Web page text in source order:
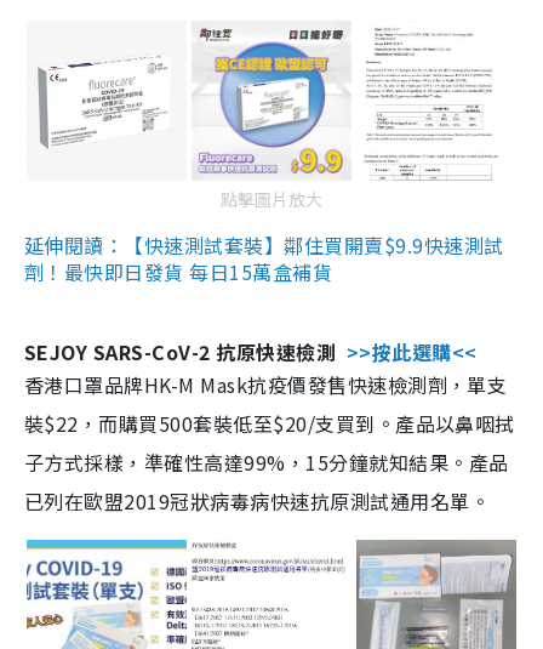
點擊圖片放大
延伸閱讀：【快速測試套裝】鄰住買開賣$9.9快速測試
劑！最快即日發貨 每日15萬盒補貨
SEJOY SARS-CoV-2 抗原快速檢測 >>按此選購<<
香港口罩品牌HK-M Mask抗疫價發售快速檢測劑，單支
裝$22，而購買500套裝低至$20/支買到。產品以鼻咽拭
子方式採樣，準確性高達99%，15分鐘就知結果。產品
已列在歐盟2019冠狀病毒病快速抗原測試通用名單。